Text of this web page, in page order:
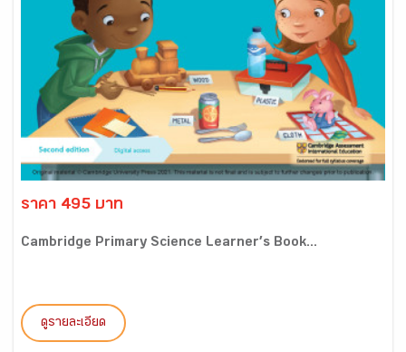
ราคา 495 บาท
Cambridge Primary Science Learner’s Book...
ดูรายละเอียด